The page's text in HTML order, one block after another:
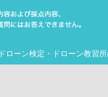
ドローン検定 ・ ドローン教習所